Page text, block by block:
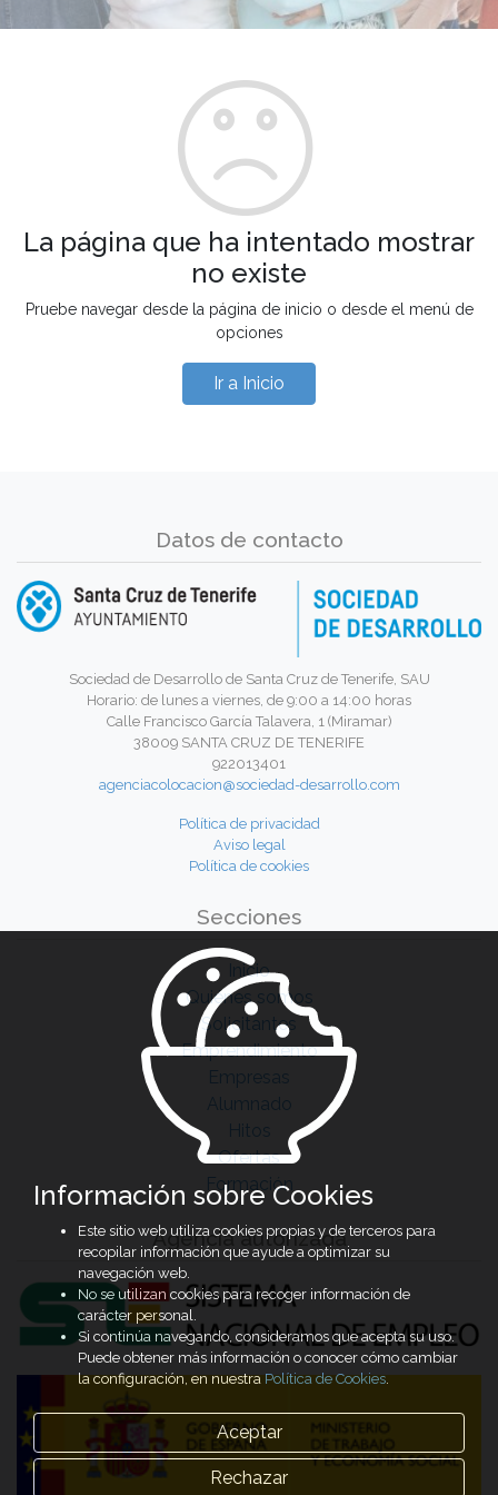
La página que ha intentado mostrar
no existe
Pruebe navegar desde la página de inicio o desde el menú de
opciones
Ir a Inicio
Datos de contacto
Sociedad de Desarrollo de Santa Cruz de Tenerife, SAU
Horario: de lunes a viernes, de 9:00 a 14:00 horas
Calle Francisco García Talavera, 1 (Miramar)
38009 SANTA CRUZ DE TENERIFE
922013401
agenciacolocacion@sociedad-desarrollo.com
Política de privacidad
Aviso legal
Política de cookies
Secciones
Inicio
Quiénes somos
Solicitantes
Emprendimiento
Empresas
Alumnado
Hitos
Ofertas
Formación
Agencia autorizada
Información sobre Cookies
Este sitio web utiliza cookies propias y de terceros para
recopilar información que ayude a optimizar su
navegación web.
No se utilizan cookies para recoger información de
carácter personal.
Si continúa navegando, consideramos que acepta su uso.
Puede obtener más información o conocer cómo cambiar
la configuración, en nuestraPolítica de Cookies.
Aceptar
Rechazar